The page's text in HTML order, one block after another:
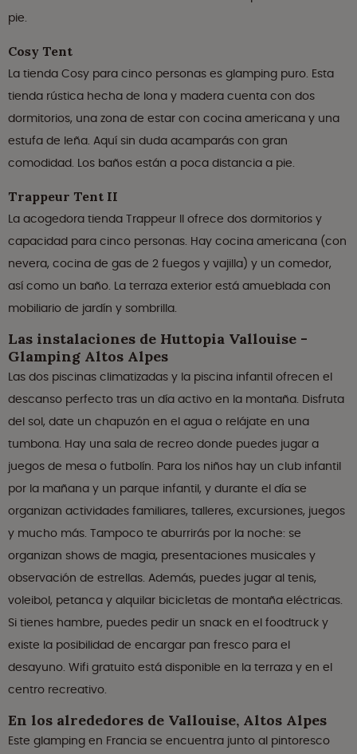
pie.
Cosy Tent
La tienda Cosy para cinco personas es glamping puro. Esta
tienda rústica hecha de lona y madera cuenta con dos
dormitorios, una zona de estar con cocina americana y una
estufa de leña. Aquí sin duda acamparás con gran
comodidad. Los baños están a poca distancia a pie.
Trappeur Tent II
La acogedora tienda Trappeur II ofrece dos dormitorios y
capacidad para cinco personas. Hay cocina americana (con
nevera, cocina de gas de 2 fuegos y vajilla) y un comedor,
así como un baño. La terraza exterior está amueblada con
mobiliario de jardín y sombrilla.
Las instalaciones de Huttopia Vallouise -
Glamping Altos Alpes
Las dos piscinas climatizadas y la piscina infantil ofrecen el
descanso perfecto tras un día activo en la montaña. Disfruta
del sol, date un chapuzón en el agua o relájate en una
tumbona. Hay una sala de recreo donde puedes jugar a
juegos de mesa o futbolín. Para los niños hay un club infantil
por la mañana y un parque infantil, y durante el día se
organizan actividades familiares, talleres, excursiones, juegos
y mucho más. Tampoco te aburrirás por la noche: se
organizan shows de magia, presentaciones musicales y
observación de estrellas. Además, puedes jugar al tenis,
voleibol, petanca y alquilar bicicletas de montaña eléctricas.
Si tienes hambre, puedes pedir un snack en el foodtruck y
existe la posibilidad de encargar pan fresco para el
desayuno. Wifi gratuito está disponible en la terraza y en el
centro recreativo.
En los alrededores de Vallouise, Altos Alpes
Este glamping en Francia se encuentra junto al pintoresco